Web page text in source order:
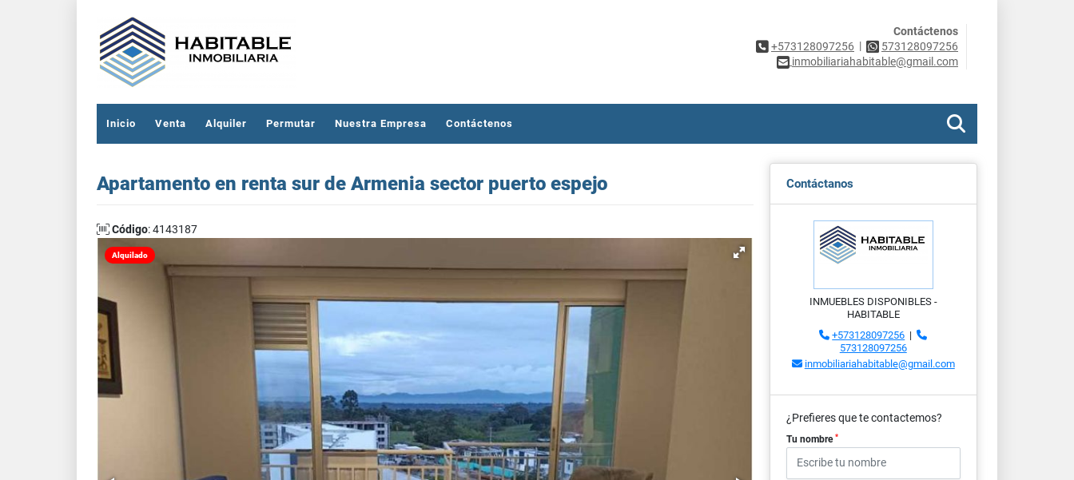
Contáctenos
+573128097256 |
573128097256
inmobiliariahabitable@gmail.com
Inicio Venta Alquiler Permutar Nuestra Empresa Contáctenos
Apartamento en renta sur de Armenia sector puerto espejo
Código: 4143187
Alquilado
Contáctanos
INMUEBLES DISPONIBLES -
HABITABLE
+573128097256 |
573128097256
inmobiliariahabitable@gmail.com
¿Prefieres que te contactemos?
Tu nombre *